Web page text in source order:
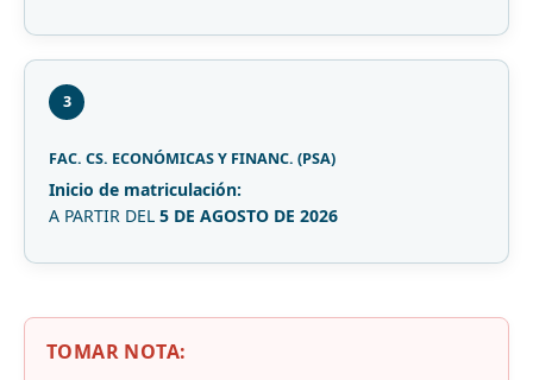
3
FAC. CS. ECONÓMICAS Y FINANC. (PSA)
Inicio de matriculación:
A PARTIR DEL 5 DE AGOSTO DE 2026
TOMAR NOTA: